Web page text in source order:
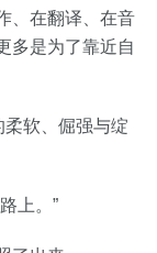
、在翻译、在音
多是为了靠近自
软、倔强与绽
上。”